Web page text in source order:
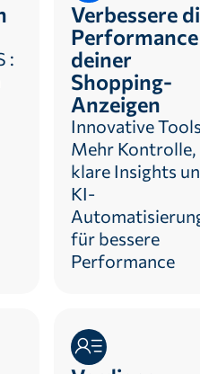
:
Verbessere
Performance
deiner
Shopping-
Anzeigen
Innovative
Mehr Kontrolle,
klare Insights
KI-
für bessere
Performance